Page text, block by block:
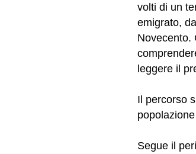
volti di un
emigrato,
Novecento.
leggere il
Il percorso
Segue il